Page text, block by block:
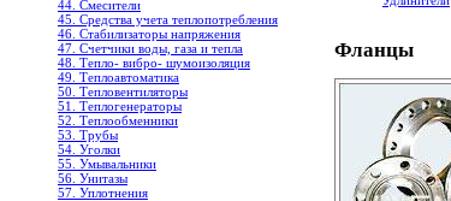
44. Смесители
45. Средства учета теплопотребления
46. Стабилизаторы напряжения
47. Счетчики воды, газа и тепла
48. Тепло- вибро- шумоизоляция
49. Теплоавтоматика
50. Тепловентиляторы
51. Теплогенераторы
52. Теплообменники
53. Трубы
54. Уголки
55. Умывальники
56. Унитазы
57. Уплотнения
Фланцы